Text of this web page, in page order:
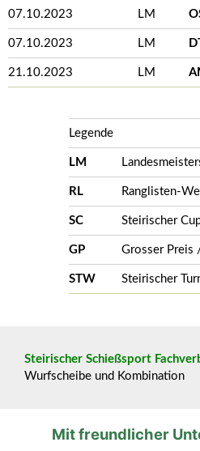
07.10.2023 LM
07.10.2023 LM
21.10.2023 LM
Legende
LM
RL Ranglisten-
SC Steirischer
GP Grosser Preis
STW Steirischer
Steirischer Schießsport
Wurfscheibe und Kombination
Mit freundlicher